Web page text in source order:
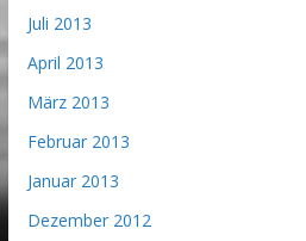
Juli 2013
April 2013
März 2013
Februar 2013
Januar 2013
Dezember 2012